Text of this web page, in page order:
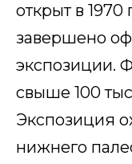
открыт в 1970
завершено
экспозиции.
свыше 100
Экспозиция
нижнего